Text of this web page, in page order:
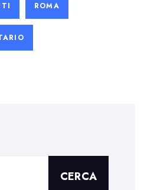
ROMA
CERCA